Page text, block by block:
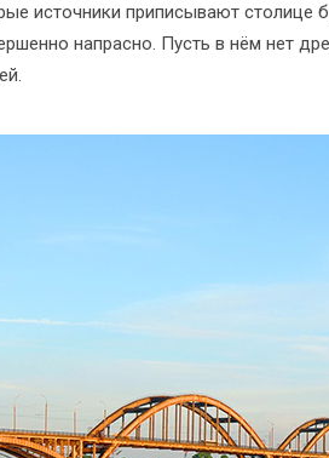
источники приписывают
напрасно. Пусть в нём нет